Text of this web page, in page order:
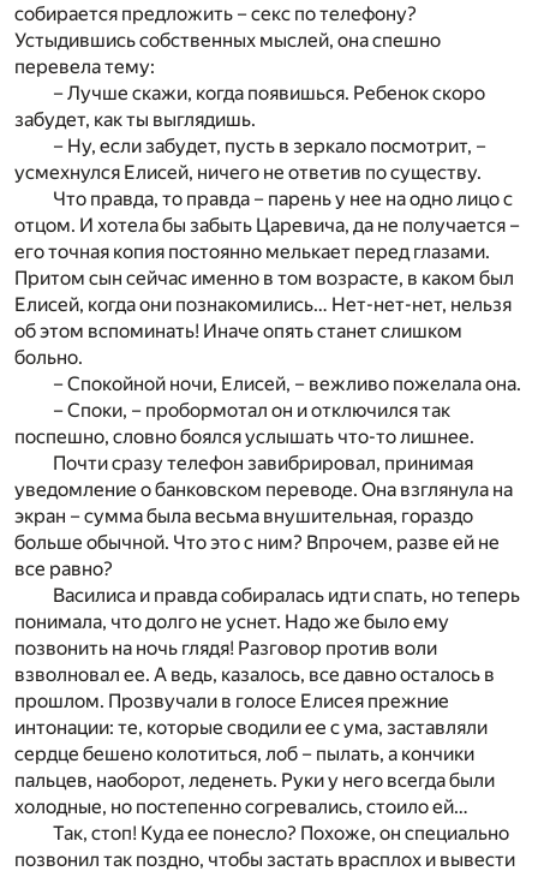
собирается предложить – секс по телефону?
Устыдившись собственных мыслей, она спешно
перевела тему:
– Лучше скажи, когда появишься. Ребенок скоро
забудет, как ты выглядишь.
– Ну, если забудет, пусть в зеркало посмотрит, –
усмехнулся Елисей, ничего не ответив по существу.
Что правда, то правда – парень у нее на одно лицо с
отцом. И хотела бы забыть Царевича, да не получается –
его точная копия постоянно мелькает перед глазами.
Притом сын сейчас именно в том возрасте, в каком был
Елисей, когда они познакомились… Нет-нет-нет, нельзя
об этом вспоминать! Иначе опять станет слишком
больно.
– Спокойной ночи, Елисей, – вежливо пожелала она.
– Споки, – пробормотал он и отключился так
поспешно, словно боялся услышать что-то лишнее.
Почти сразу телефон завибрировал, принимая
уведомление о банковском переводе. Она взглянула на
экран – сумма была весьма внушительная, гораздо
больше обычной. Что это с ним? Впрочем, разве ей не
все равно?
Василиса и правда собиралась идти спать, но теперь
понимала, что долго не уснет. Надо же было ему
позвонить на ночь глядя! Разговор против воли
взволновал ее. А ведь, казалось, все давно осталось в
прошлом. Прозвучали в голосе Елисея прежние
интонации: те, которые сводили ее с ума, заставляли
сердце бешено колотиться, лоб – пылать, а кончики
пальцев, наоборот, леденеть. Руки у него всегда были
холодные, но постепенно согревались, стоило ей…
Так, стоп! Куда ее понесло? Похоже, он специально
позвонил так поздно, чтобы застать врасплох и вывести